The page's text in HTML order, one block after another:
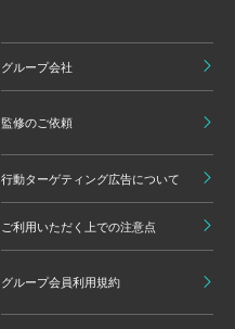
グループ会社
監修のご依頼
行動ターゲティング広告について
ご利用いただく上での注意点
グループ会員利用規約